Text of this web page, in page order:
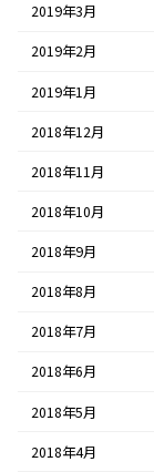
2019年3月
2019年2月
2019年1月
2018年12月
2018年11月
2018年10月
2018年9月
2018年8月
2018年7月
2018年6月
2018年5月
2018年4月